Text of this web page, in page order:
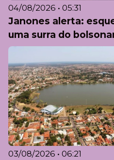
04/08/2026 • 05:31
Janones alerta:
uma surra do
03/08/2026 • 06:21